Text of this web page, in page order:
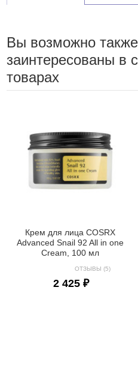
Вы возможно также
заинтересованы в
товарах
Крем для лица COSRX
Advanced Snail 92 All in one
Cream, 100 мл
ОТЗЫВЫ (5)
2 425 ₽